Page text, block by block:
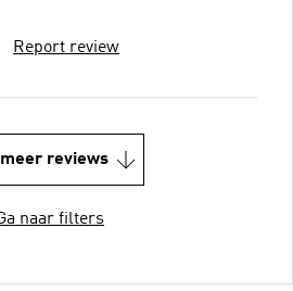
Report review
meer reviews
naar filters